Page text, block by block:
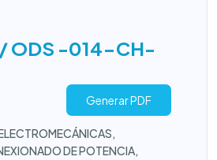
ODS -014-CH-
Generar PDF
DE POTENCIA,